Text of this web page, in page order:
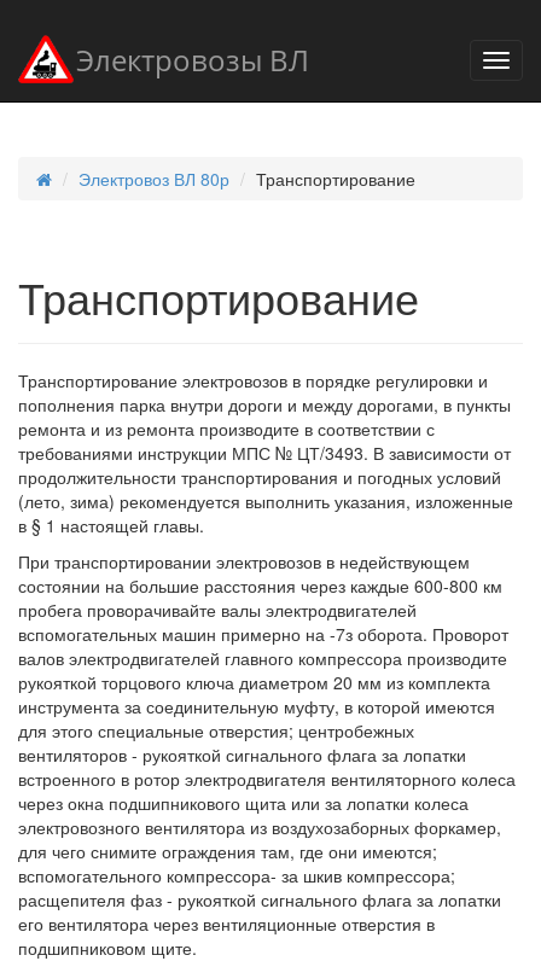
Электровозы ВЛ
Электровоз ВЛ 80р Транспортирование
Транспортирование
Транспортирование электровозов в порядке регулировки и
пополнения парка внутри дороги и между дорогами, в пункты
ремонта и из ремонта производите в соответствии с
требованиями инструкции МПС № ЦТ/3493. В зависимости от
продолжительности транспортирования и погодных условий
(лето, зима) рекомендуется выполнить указания, изложенные
в § 1 настоящей главы.
При транспортировании электровозов в недействующем
состоянии на большие расстояния через каждые 600-800 км
пробега проворачивайте валы электродвигателей
вспомогательных машин примерно на -7з оборота. Проворот
валов электродвигателей главного компрессора производите
рукояткой торцового ключа диаметром 20 мм из комплекта
инструмента за соединительную муфту, в которой имеются
для этого специальные отверстия; центробежных
вентиляторов - рукояткой сигнального флага за лопатки
встроенного в ротор электродвигателя вентиляторного колеса
через окна подшипникового щита или за лопатки колеса
электровозного вентилятора из воздухозаборных форкамер,
для чего снимите ограждения там, где они имеются;
вспомогательного компрессора- за шкив компрессора;
расщепителя фаз - рукояткой сигнального флага за лопатки
его вентилятора через вентиляционные отверстия в
подшипниковом щите.